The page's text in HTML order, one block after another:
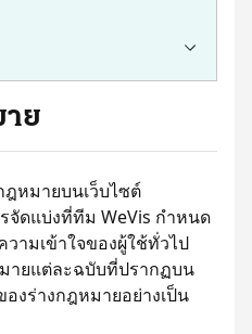
ภา (สส. + สว.)
ค์กรที่เกี่ยวข้องให้ความเห็น
มาภิไธย
กษา
(ก้าวไกล) (วาระ 1)
(คณะรัฐมนตรี) (วาระ 1)
าย
ฎหมายบนเว็บไซต์
จัดแบ่งที่ทีม WeVis กำหนด
ามเข้าใจของผู้ใช้ทั่วไป
ายแต่ละฉบับที่ปรากฏบน
งร่างกฎหมายอย่างเป็น